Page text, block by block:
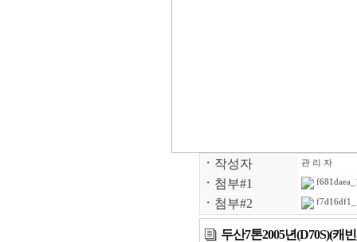
ㆍ 작성자 관 리 자
ㆍ 첨부#1
ㆍ 첨부#2
두산7톤2005년(D70S)(캐